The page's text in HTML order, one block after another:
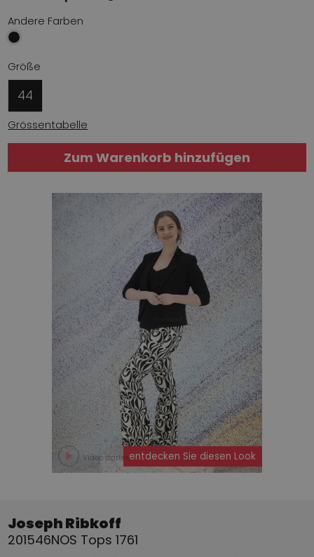
Andere Farben
Größe
44
Grössentabelle
Zum Warenkorb hinzufügen
entdecken Sie diesen Look
Video starten
Joseph Ribkoff
201546NOS Tops 1761